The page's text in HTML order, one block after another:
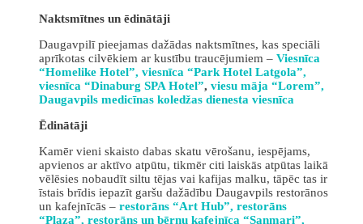
Naktsmītnes un ēdinātāji
Daugavpilī pieejamas dažādas naktsmītnes, kas speciāli
aprīkotas cilvēkiem ar kustību traucējumiem – Viesnīca
“Homelike Hotel”, viesnīca “Park Hotel Latgola”,
viesnīca “Dinaburg SPA Hotel”, viesu māja “Lorem”,
Daugavpils medicīnas koledžas dienesta viesnīca
Ēdinātāji
Kamēr vieni skaisto dabas skatu vērošanu, iespējams,
apvienos ar aktīvo atpūtu, tikmēr citi laiskās atpūtas laikā
vēlēsies nobaudīt siltu tējas vai kafijas malku, tāpēc tas ir
īstais brīdis iepazīt garšu dažādību Daugavpils restorānos
un kafejnīcās – restorāns “Art Hub”, restorāns
“Plaza”, restorāns un bērnu kafejnīca “Sanmari”,